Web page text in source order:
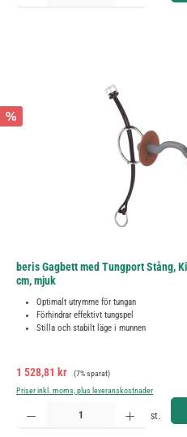
%
beris Gagbett med Tungport Stång,
cm, mjuk
Optimalt utrymme för tungan
Förhindrar effektivt tungspel
Stilla och stabilt läge i munnen
Försäljningspris:
1 528,81 kr Ordinarie pris:
(7% sparat)
Priser inkl. moms, plus leveranskostnader
Produktkvantitet: Ange önskat belopp eller
st.